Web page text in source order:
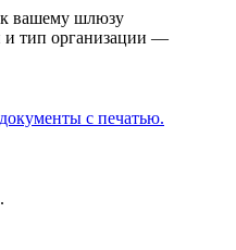
вашему шлюзу
и тип организации —
с печатью.